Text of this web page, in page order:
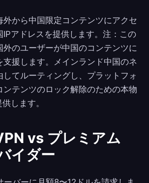
から中国限定コンテンツにアクセ
IPアドレスを提供します。注：この
外のユーザーが中国のコンテンツに
支援します。メインランド中国のネ
してルーティングし、プラットフォ
ンテンツのロック解除のための本物
します。
vs プレミアム
イダー